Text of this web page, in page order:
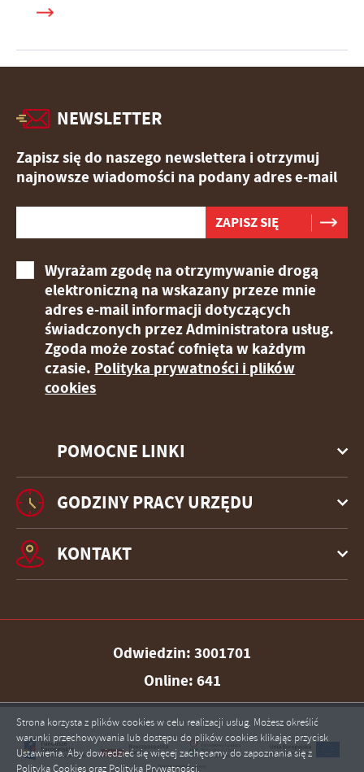
POMOCNE LINKI
NEWSLETTER
Zapisz się do naszego newslettera i otrzymuj
najnowsze wiadomości na podany adres e-mail
Wyrażam zgodę na otrzymywanie drogą
elektroniczną na wskazany przeze mnie
adres e-mail informacji dotyczących
świadczonych przez Administratora usług.
Zgoda może zostać cofnięta w każdym
czasie. Polityka prywatności i plików
cookies
GODZINY PRACY URZĘDU
KONTAKT
Odwiedzin: 3001701
Online: 641
Strona korzysta z plików cookies w celu realizacji usług. Możesz określić
warunki przechowywania lub dostępu do plików cookies klikając przycisk
Ustawienia. Aby dowiedzieć się więcej zachęcamy do zapoznania się z
Polityką Cookies oraz Polityką Prywatności.
ZAPISZ WYBRANE